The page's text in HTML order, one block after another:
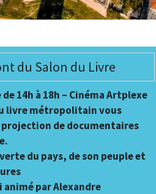
du Salon du Livre
14h à 18h – Cinéma Artplexe
livre métropolitain vous
projection de documentaires
du pays, de son peuple et
animé par Alexandre